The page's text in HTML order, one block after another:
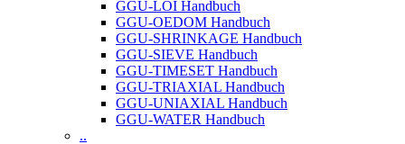
GGU-LOI Handbuch
GGU-OEDOM Handbuch
GGU-SHRINKAGE Handbuch
GGU-SIEVE Handbuch
GGU-TIMESET Handbuch
GGU-TRIAXIAL Handbuch
GGU-UNIAXIAL Handbuch
GGU-WATER Handbuch
..